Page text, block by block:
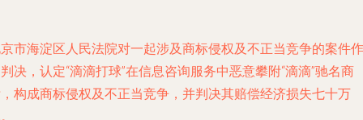
市海淀区人民法院对一起涉及商标侵权及不正当竞争的案件作
决，认定“滴滴打球”在信息咨询服务中恶意攀附“滴滴”驰名商
构成商标侵权及不正当竞争，并判决其赔偿经济损失七十万